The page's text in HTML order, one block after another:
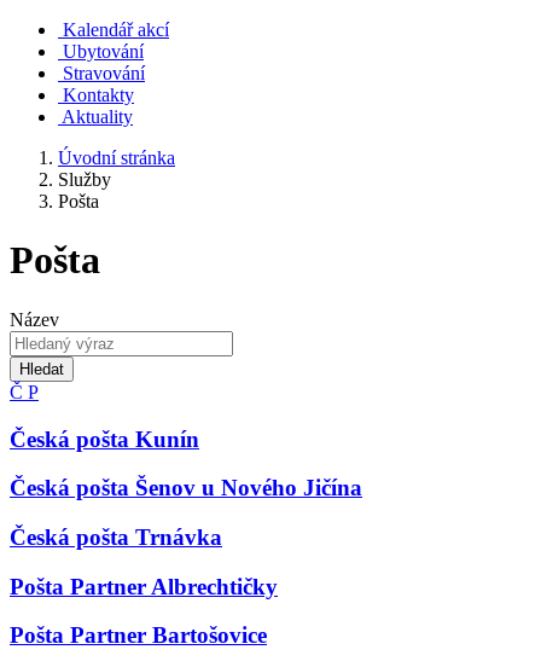
Kalendář akcí
Ubytování
Stravování
Kontakty
Aktuality
Úvodní stránka
Služby
Pošta
Pošta
Název
Hledat
Č P
Česká pošta Kunín
Česká pošta Šenov u Nového Jičína
Česká pošta Trnávka
Pošta Partner Albrechtičky
Pošta Partner Bartošovice